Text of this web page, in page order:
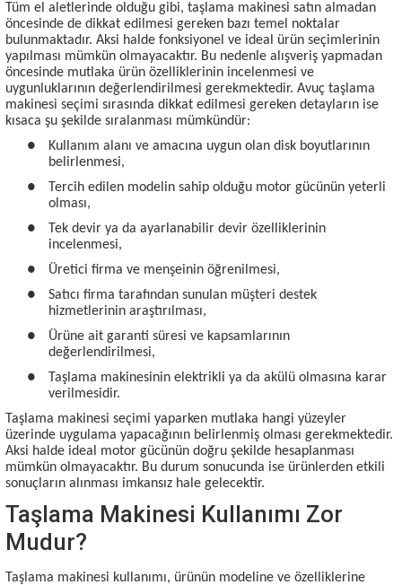
Tüm el aletlerinde olduğu gibi, taşlama makinesi satın almadan
öncesinde de dikkat edilmesi gereken bazı temel noktalar
bulunmaktadır. Aksi halde fonksiyonel ve ideal ürün seçimlerinin
yapılması mümkün olmayacaktır. Bu nedenle alışveriş yapmadan
öncesinde mutlaka ürün özelliklerinin incelenmesi ve
uygunluklarının değerlendirilmesi gerekmektedir. Avuç taşlama
makinesi seçimi sırasında dikkat edilmesi gereken detayların ise
kısaca şu şekilde sıralanması mümkündür:
●
Kullanım alanı ve amacına uygun olan disk boyutlarının
belirlenmesi,
●
Tercih edilen modelin sahip olduğu motor gücünün yeterli
olması,
●
Tek devir ya da ayarlanabilir devir özelliklerinin
incelenmesi,
●
Üretici firma ve menşeinin öğrenilmesi,
●
Satıcı firma tarafından sunulan müşteri destek
hizmetlerinin araştırılması,
●
Ürüne ait garanti süresi ve kapsamlarının
değerlendirilmesi,
●
Taşlama makinesinin elektrikli ya da akülü olmasına karar
verilmesidir.
Taşlama makinesi seçimi yaparken mutlaka hangi yüzeyler
üzerinde uygulama yapacağının belirlenmiş olması gerekmektedir.
Aksi halde ideal motor gücünün doğru şekilde hesaplanması
mümkün olmayacaktır. Bu durum sonucunda ise ürünlerden etkili
sonuçların alınması imkansız hale gelecektir.
Taşlama Makinesi Kullanımı Zor
Mudur?
Taşlama makinesi kullanımı, ürünün modeline ve özelliklerine